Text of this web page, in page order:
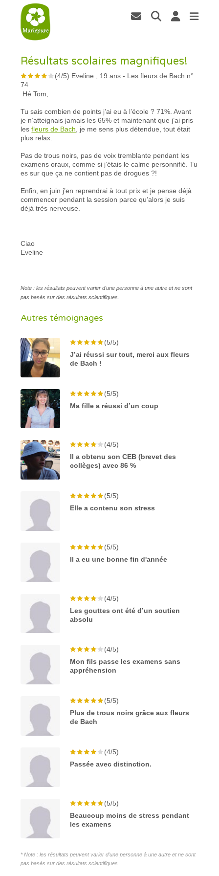
Résultats scolaires magnifiques!
(4/5) Eveline , 19 ans - Les fleurs de Bach n°
74
Hé Tom,
Tu sais combien de points j’ai eu à l’école ? 71%. Avant
je n’atteignais jamais les 65% et maintenant que j’ai pris
lesfleurs de Bach , je me sens plus détendue, tout était
plus relax.
Pas de trous noirs, pas de voix tremblante pendant les
examens oraux, comme si j’étais le calme personnifié. Tu
es sur que ça ne contient pas de drogues ?!
Enfin, en juin j’en reprendrai à tout prix et je pense déjà
commencer pendant la session parce qu’alors je suis
déjà très nerveuse.
Ciao
Eveline
Note : les résultats peuvent varier d'une personne à une autre et ne sont
pas basés sur des résultats scientifiques.
Autres témoignages
(5/5)
J’ai réussi sur tout, merci aux fleurs
de Bach !
(5/5)
Ma fille a réussi d’un coup
(4/5)
Il a obtenu son CEB (brevet des
collèges) avec 86 %
(5/5)
Elle a contenu son stress
(5/5)
Il a eu une bonne fin d'année
(4/5)
Les gouttes ont été d’un soutien
absolu
(4/5)
Mon fils passe les examens sans
appréhension
(5/5)
Plus de trous noirs grâce aux fleurs
de Bach
(4/5)
Passée avec distinction.
(5/5)
Beaucoup moins de stress pendant
les examens
* Note : les résultats peuvent varier d'une personne à une autre et ne sont
pas basés sur des résultats scientifiques.